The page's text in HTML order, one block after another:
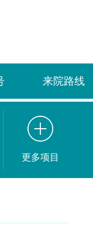
来院路线
更多项目